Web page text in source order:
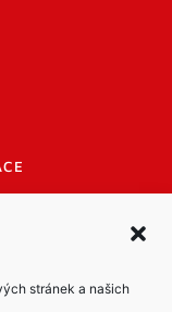
stránek a našich